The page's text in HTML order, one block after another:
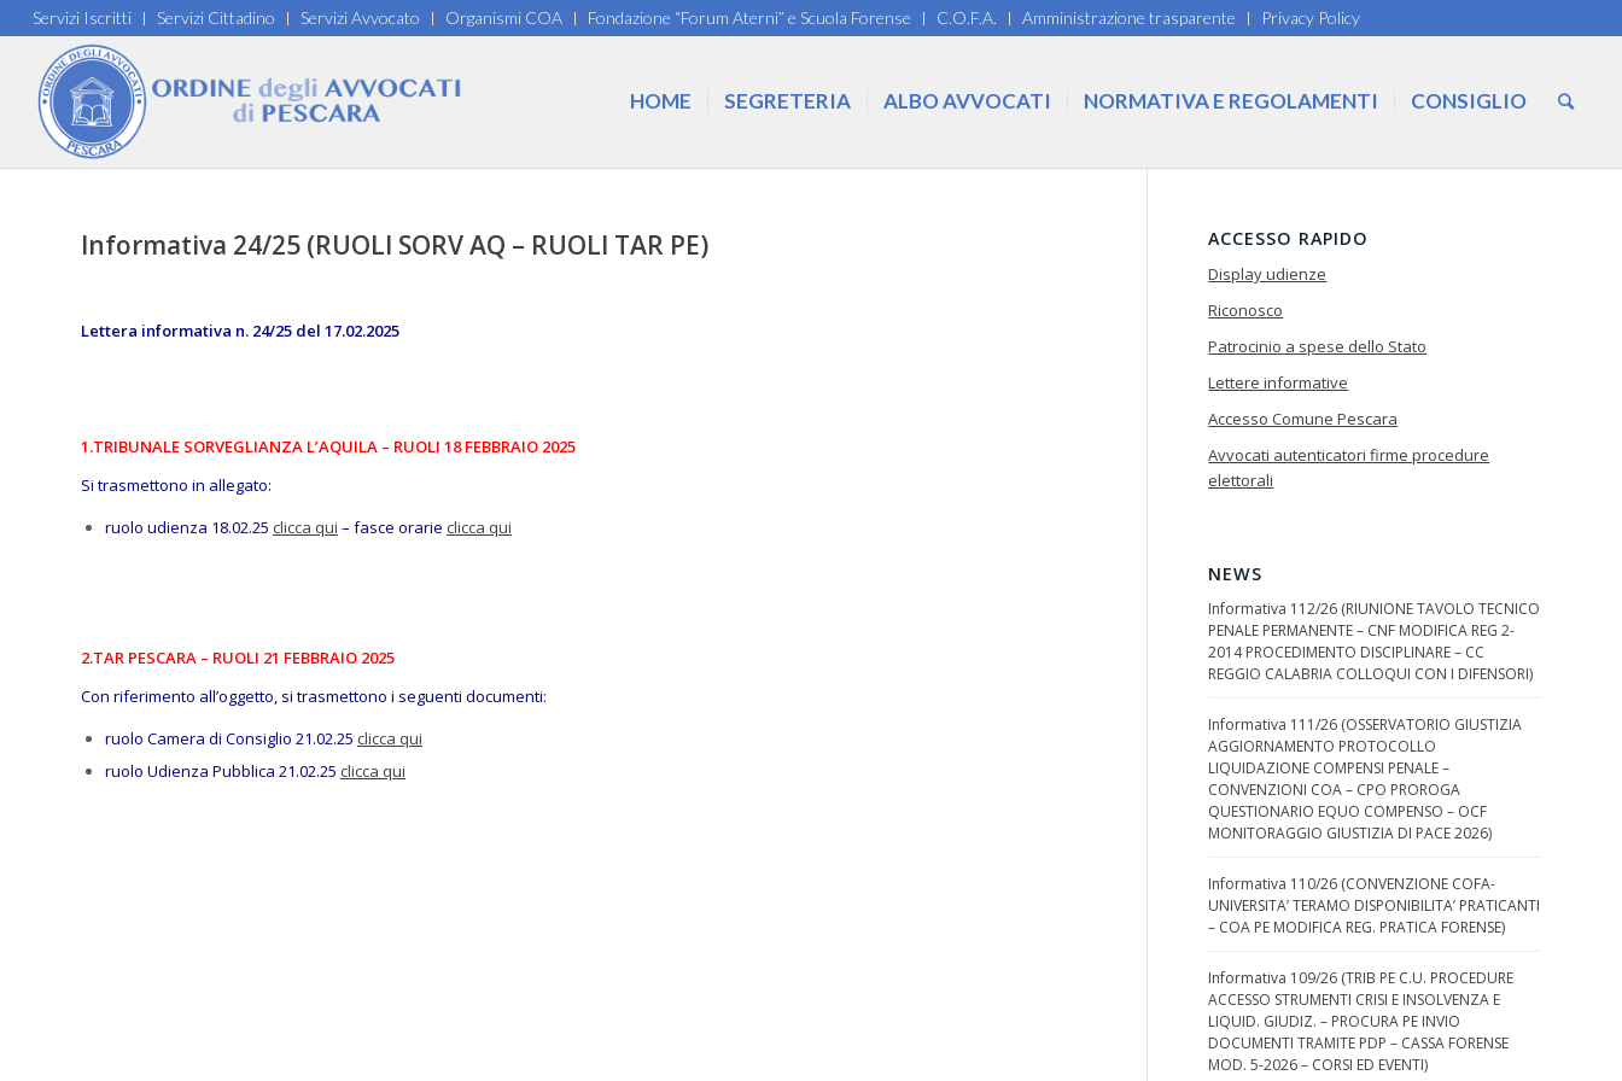
Servizi Iscritti Servizi Cittadino Servizi Avvocato Organismi COA Fondazione “Forum Aterni” e Scuola Forense C.O.F.A. Amministrazione trasparente Privacy Policy
HOME SEGRETERIA ALBO AVVOCATI NORMATIVA E REGOLAMENTI CONSIGLIO
Informativa 24/25 (RUOLI SORV AQ – RUOLI TAR PE)
Lettera informativa n. 24/25 del 17.02.2025
1.TRIBUNALE SORVEGLIANZA L’AQUILA – RUOLI 18 FEBBRAIO 2025
Si trasmettono in allegato:
ruolo udienza 18.02.25 clicca qui – fasce orarie clicca qui
2.TAR PESCARA – RUOLI 21 FEBBRAIO 2025
Con riferimento all’oggetto, si trasmettono i seguenti documenti:
ruolo Camera di Consiglio 21.02.25 clicca qui
ruolo Udienza Pubblica 21.02.25 clicca qui
ACCESSO RAPIDO
Display udienze
Riconosco
Patrocinio a spese dello Stato
Lettere informative
Accesso Comune Pescara
Avvocati autenticatori firme procedure
elettorali
NEWS
Informativa 112/26 (RIUNIONE TAVOLO TECNICO
PENALE PERMANENTE – CNF MODIFICA REG 2-
2014 PROCEDIMENTO DISCIPLINARE – CC
REGGIO CALABRIA COLLOQUI CON I DIFENSORI)
Informativa 111/26 (OSSERVATORIO GIUSTIZIA
AGGIORNAMENTO PROTOCOLLO
LIQUIDAZIONE COMPENSI PENALE –
CONVENZIONI COA – CPO PROROGA
QUESTIONARIO EQUO COMPENSO – OCF
MONITORAGGIO GIUSTIZIA DI PACE 2026)
Informativa 110/26 (CONVENZIONE COFA-
UNIVERSITA’ TERAMO DISPONIBILITA’ PRATICANTI
– COA PE MODIFICA REG. PRATICA FORENSE)
Informativa 109/26 (TRIB PE C.U. PROCEDURE
ACCESSO STRUMENTI CRISI E INSOLVENZA E
LIQUID. GIUDIZ. – PROCURA PE INVIO
DOCUMENTI TRAMITE PDP – CASSA FORENSE
MOD. 5-2026 – CORSI ED EVENTI)